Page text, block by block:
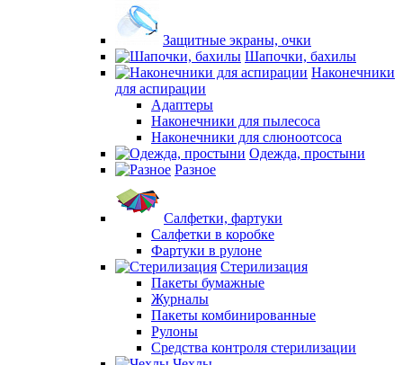
Защитные экраны, очки
Шапочки, бахилы
Наконечники
для аспирации
Адаптеры
Наконечники для пылесоса
Наконечники для слюноотсоса
Одежда, простыни
Разное
Салфетки, фартуки
Салфетки в коробке
Фартуки в рулоне
Стерилизация
Пакеты бумажные
Журналы
Пакеты комбинированные
Рулоны
Средства контроля стерилизации